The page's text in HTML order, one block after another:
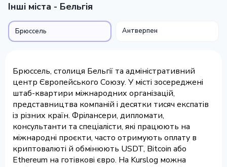
Інші міста - Бельгія
Брюссель Антверпен
Брюссель, столиця Бельгії та адміністративний
центр Європейського Союзу. У місті зосереджені
штаб-квартири міжнародних організацій,
представництва компаній і десятки тисяч експатів
із різних країн. Фрілансери, дипломати,
консультанти та спеціалісти, які працюють на
міжнародні проєкти, часто отримують оплату в
криптовалюті й обмінюють USDT, Bitcoin або
Ethereum на готівкові євро. На Kurslog можна